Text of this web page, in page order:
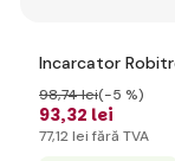
Incarcator
93,32 lei
98,74 lei(-5 %)
77,12 lei fără TVA